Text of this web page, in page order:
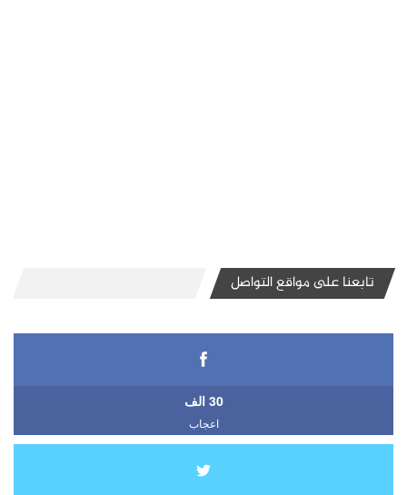
تابعنا على مواقع التواصل
30 الف
اعجاب